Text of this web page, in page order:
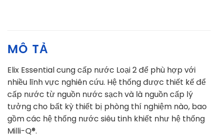
MÔ TẢ
Elix Essential cung cấp nước Loại 2 để phù hợp với
nhiều lĩnh vực nghiên cứu. Hệ thống được thiết kế để
cấp nước từ nguồn nước sạch và là nguồn cấp lý
tưởng cho bất kỳ thiết bị phòng thí nghiệm nào, bao
gồm các hệ thống nước siêu tinh khiết như hệ thống
Milli-Q®.